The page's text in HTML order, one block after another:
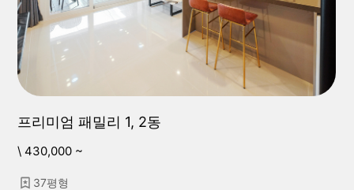
프리미엄 패밀리 1, 2동
\ 430,000 ~
37평형